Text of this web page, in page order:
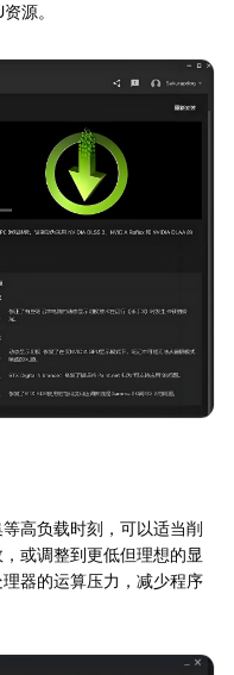
源。
高负载时刻，可以适当削
或调整到更低但理想的显
器的运算压力，减少程序